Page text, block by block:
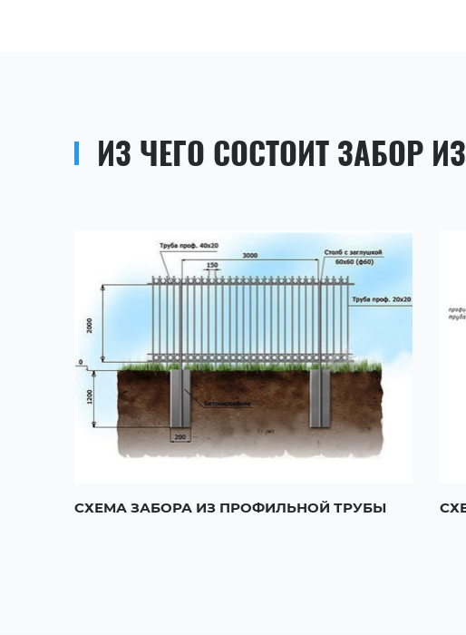
ИЗ ЧЕГО СОСТОИТ ЗАБОР
СХЕМА ЗАБОРА ИЗ ПРОФИЛЬНОЙ ТРУБЫ